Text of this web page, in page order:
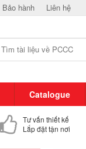
Bảo hành Liên hệ
Catalogue
Tư vấn thiết kế
Lắp đặt tận nơi